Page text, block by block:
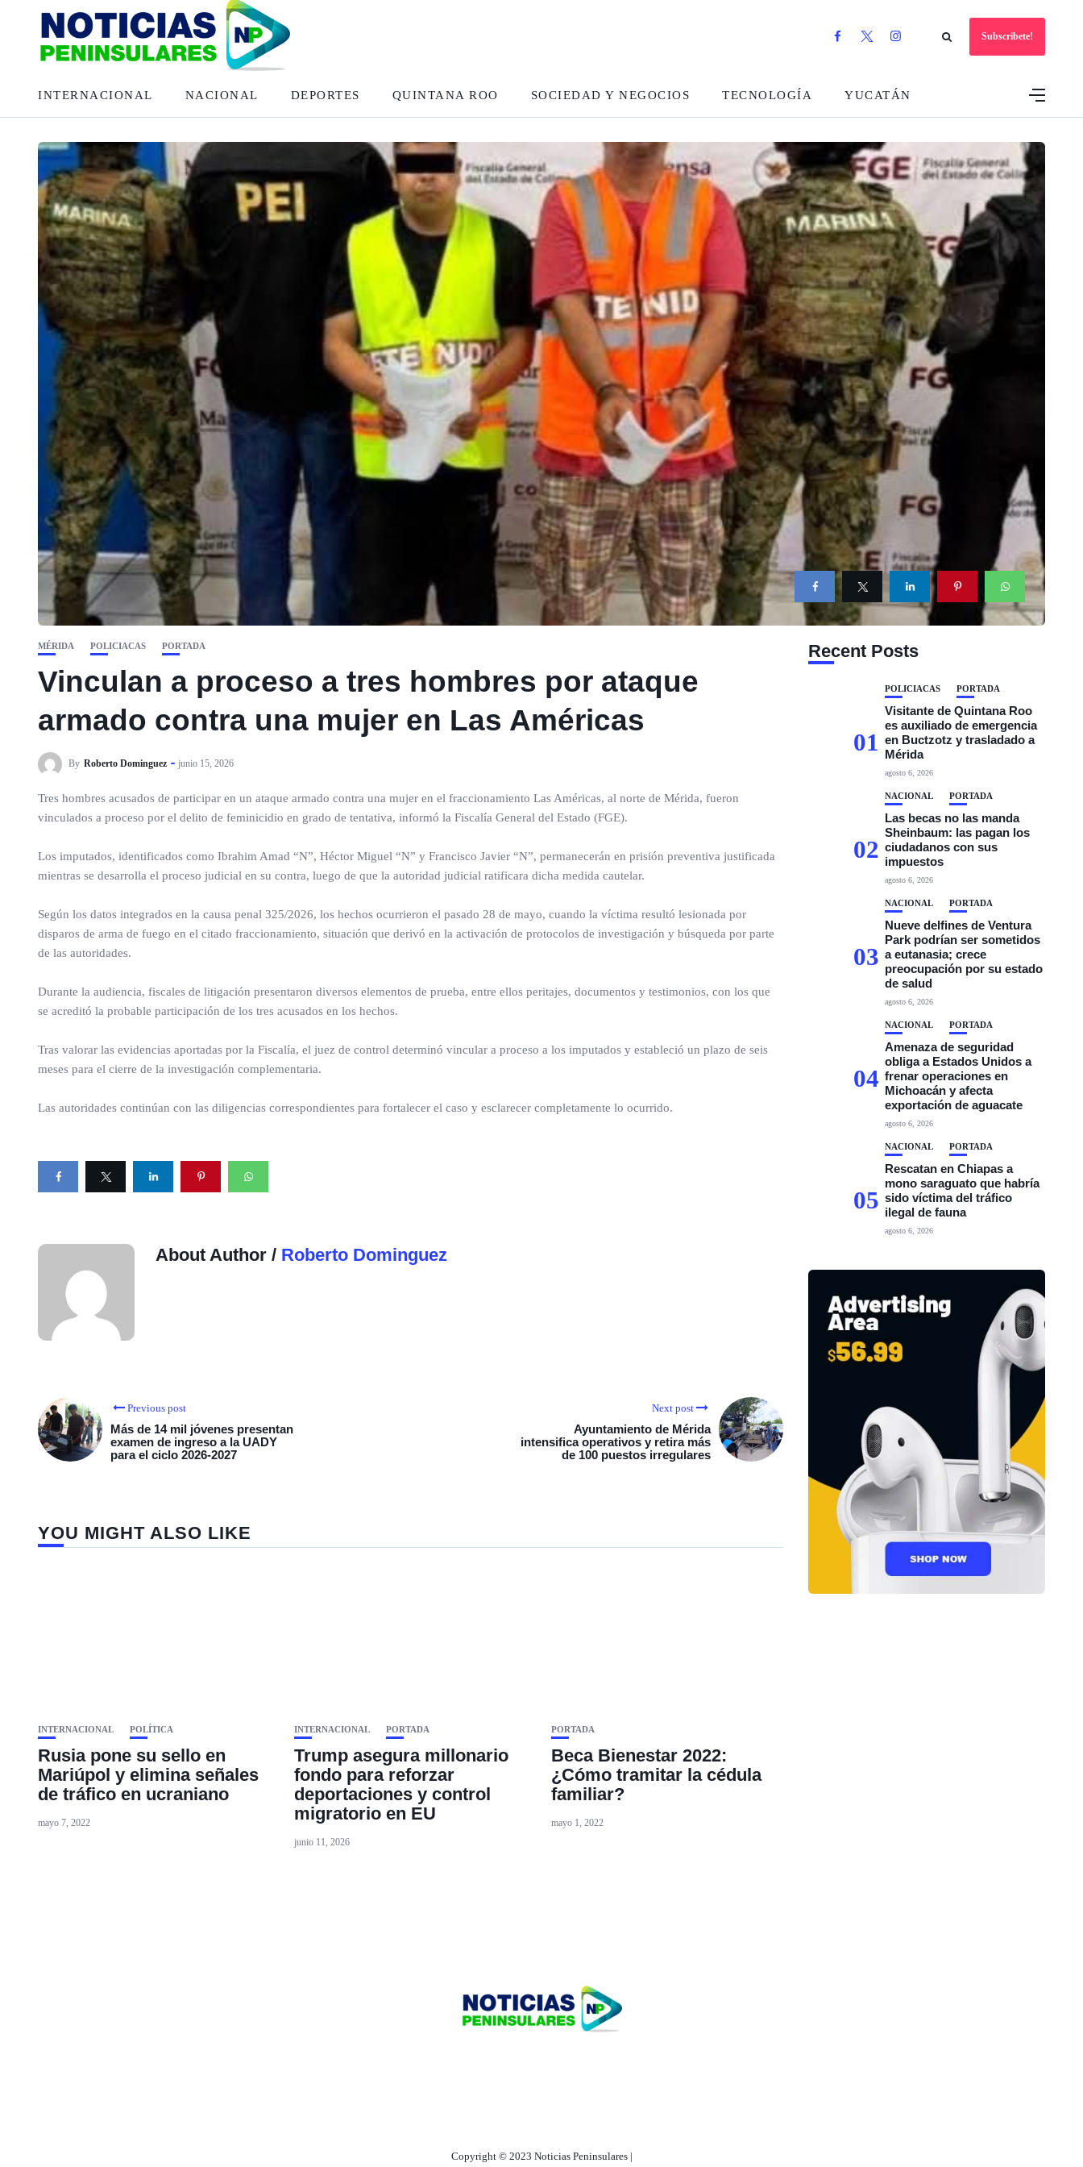
Subscribete!
INTERNACIONAL NACIONAL DEPORTES QUINTANA ROO SOCIEDAD Y NEGOCIOS TECNOLOGÍA YUCATÁN
MÉRIDA POLICIACAS PORTADA
Vinculan a proceso a tres hombres por ataque
armado contra una mujer en Las Américas
By Roberto Dominguez junio 15, 2026
Tres hombres acusados de participar en un ataque armado contra una mujer en el fraccionamiento Las Américas, al norte de Mérida, fueron
vinculados a proceso por el delito de feminicidio en grado de tentativa, informó la Fiscalía General del Estado (FGE).
Los imputados, identificados como Ibrahim Amad “N”, Héctor Miguel “N” y Francisco Javier “N”, permanecerán en prisión preventiva justificada
mientras se desarrolla el proceso judicial en su contra, luego de que la autoridad judicial ratificara dicha medida cautelar.
Según los datos integrados en la causa penal 325/2026, los hechos ocurrieron el pasado 28 de mayo, cuando la víctima resultó lesionada por
disparos de arma de fuego en el citado fraccionamiento, situación que derivó en la activación de protocolos de investigación y búsqueda por parte
de las autoridades.
Durante la audiencia, fiscales de litigación presentaron diversos elementos de prueba, entre ellos peritajes, documentos y testimonios, con los que
se acreditó la probable participación de los tres acusados en los hechos.
Tras valorar las evidencias aportadas por la Fiscalía, el juez de control determinó vincular a proceso a los imputados y estableció un plazo de seis
meses para el cierre de la investigación complementaria.
Las autoridades continúan con las diligencias correspondientes para fortalecer el caso y esclarecer completamente lo ocurrido.
About Author / Roberto Dominguez
Previous post
Más de 14 mil jóvenes presentan
examen de ingreso a la UADY
para el ciclo 2026-2027
Next post
Ayuntamiento de Mérida
intensifica operativos y retira más
de 100 puestos irregulares
YOU MIGHT ALSO LIKE
INTERNACIONAL POLÍTICA
Rusia pone su sello en
Mariúpol y elimina señales
de tráfico en ucraniano
mayo 7, 2022
INTERNACIONAL PORTADA
Trump asegura millonario
fondo para reforzar
deportaciones y control
migratorio en EU
junio 11, 2026
PORTADA
Beca Bienestar 2022:
¿Cómo tramitar la cédula
familiar?
mayo 1, 2022
Recent Posts
01
POLICIACAS PORTADA
Visitante de Quintana Roo
es auxiliado de emergencia
en Buctzotz y trasladado a
Mérida
agosto 6, 2026
02
NACIONAL PORTADA
Las becas no las manda
Sheinbaum: las pagan los
ciudadanos con sus
impuestos
agosto 6, 2026
03
NACIONAL PORTADA
Nueve delfines de Ventura
Park podrían ser sometidos
a eutanasia; crece
preocupación por su estado
de salud
agosto 6, 2026
04
NACIONAL PORTADA
Amenaza de seguridad
obliga a Estados Unidos a
frenar operaciones en
Michoacán y afecta
exportación de aguacate
agosto 6, 2026
05
NACIONAL PORTADA
Rescatan en Chiapas a
mono saraguato que habría
sido víctima del tráfico
ilegal de fauna
agosto 6, 2026
Copyright © 2023 Noticias Peninsulares |